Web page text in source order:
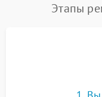
Этапы